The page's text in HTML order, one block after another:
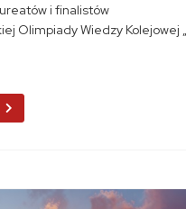
i finalistów
Olimpiady Wiedzy Kolejowej